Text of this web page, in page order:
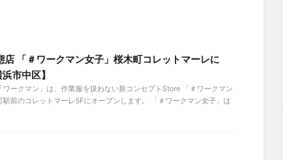
店 「＃ワークマン女子」桜木町コレットマーレに
市中区】
ークマン」は、作業服を扱わない新コンセプトStore 「＃ワークマン
前のコレットマーレ5Fにオープンします。 「＃ワークマン女子」は